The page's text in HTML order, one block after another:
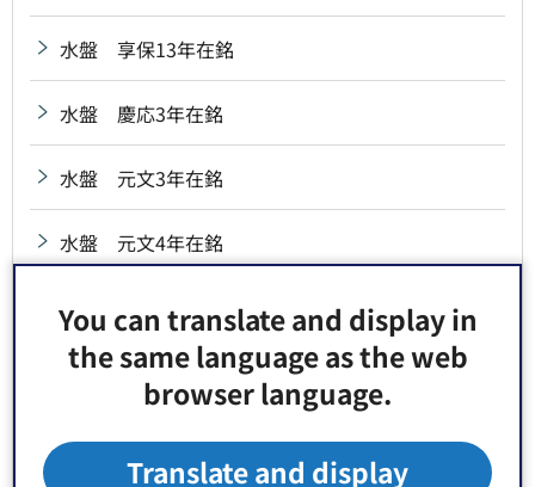
You can translate and display in
the same language as the web
browser language.
Translate and display
水盤 享保13年在銘
水盤 慶応3年在銘
水盤 元文3年在銘
水盤 元文4年在銘
水盤 弘化2年在銘
水盤 砂村高砂講奉納
水盤 治兵衛新田氏子中奉納